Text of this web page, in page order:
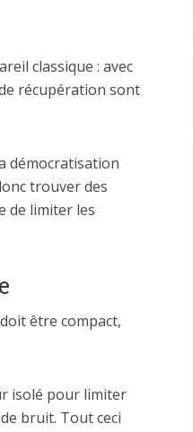
classique : avec
récupération sont
démocratisation
trouver des
de limiter les
être compact,
isolé pour limiter
bruit. Tout ceci